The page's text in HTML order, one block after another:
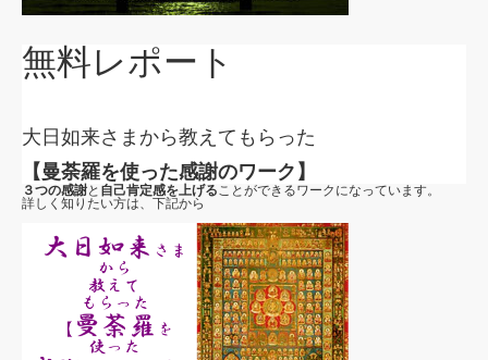
無料レポート
大日如来さまから教えてもらった
【曼荼羅を使った感謝のワーク】
３つの感謝と 自己肯定感を上げることができるワークになっています。
詳しく知りたい方は、下記から